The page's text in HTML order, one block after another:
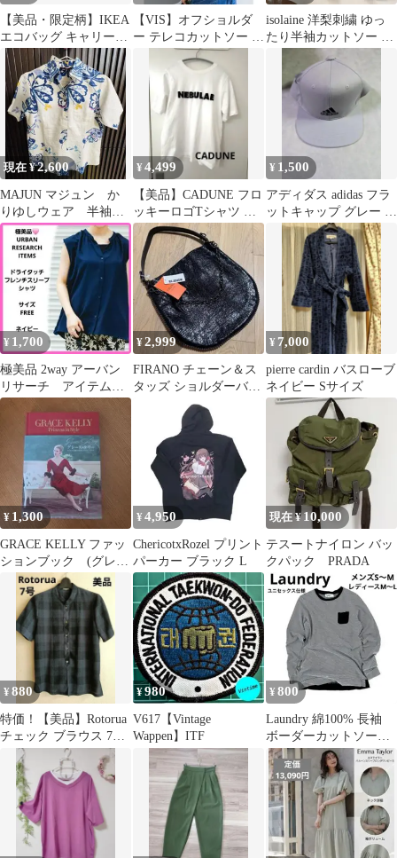
【美品・限定柄】IKEA
エコバッグ キャリーバ
ッグ 北欧柄
【VIS】オフショルダ
ー テレコカットソー プ
ルオーバー
isolaine 洋梨刺繍 ゆっ
たり半袖カットソー M
現在 ¥2,600
MAJUN マジュン か
りゆしウェア 半袖
シャツ レディース
M 美品 夏
¥4,499
【美品】CADUNE フロ
ッキーロゴTシャツ 半
袖 ロゴT 白 黒
¥ 1,500
アディダス adidas フラ
ットキャップ グレー フ
リーサイズ
¥ 1,700
極美品 2way アーバン
リサーチ アイテムズ
ドライタッチ 羽織り
シャツ 紺
¥2,999
FIRANO チェーン＆ス
タッズ ショルダーバッ
¥ 7,000
pierre cardin バスローブ
ネイビー Sサイズ
¥ 1,300
GRACE KELLY ファッ
ションブック (グレー
スケリー モナコ公妃)
¥ 4,950
ChericotxRozel プリント
パーカー ブラック L
現在 ¥10,000
テスートナイロン バッ
クパック PRADA
¥880
特価！【美品】Rotorua
チェック ブラウス 7号
半袖 スタンドカラー
¥980
V617【Vintage
Wappen】ITF
¥ 800
Laundry 綿100% 長袖
ボーダーカットソー
SM ポケット付 星刺繍